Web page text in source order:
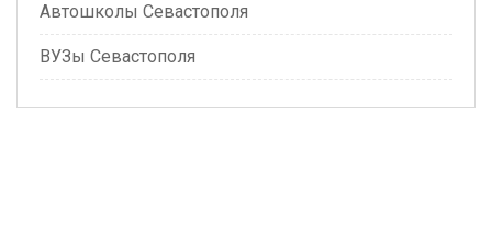
Автошколы Севастополя
ВУЗы Севастополя